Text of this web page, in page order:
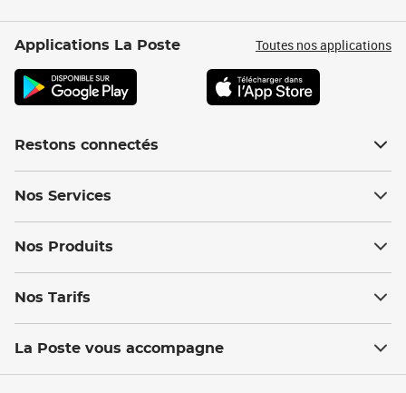
Applications La Poste Toutes nos applications
Restons connectés
Nos Services
Nos Produits
Nos Tarifs
La Poste vous accompagne